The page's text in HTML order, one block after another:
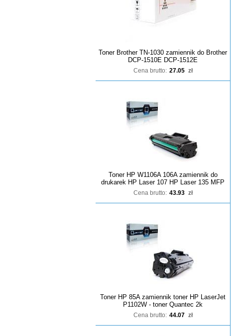
Toner Brother TN-1030 zamiennik do Brother
DCP-1510E DCP-1512E
Cena brutto: 27.05 zł
Toner HP W1106A 106A zamiennik do
drukarek HP Laser 107 HP Laser 135 MFP
Cena brutto: 43.93 zł
Toner HP 85A zamiennik toner HP LaserJet
P1102W - toner Quantec 2k
Cena brutto: 44.07 zł